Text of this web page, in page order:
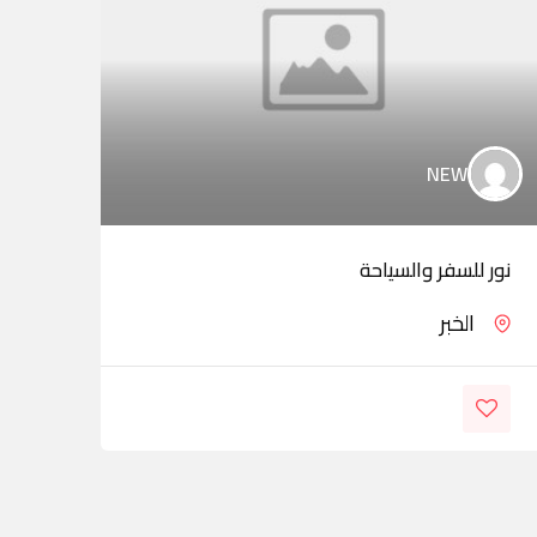
NEW
نور للسفر والسياحة
الخبر